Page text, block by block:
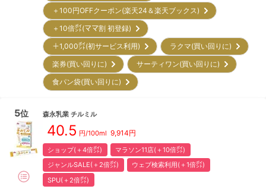
＋100円OFFクーポン(楽天24＆楽天ブックス)
＋10倍㌽(ママ割 初登録)
＋1,000㌽(初サービス利用)
ラクマ(買い回りに)
楽券(買い回りに)
サーティワン(買い回りに)
食パン袋(買い回りに)
5位 森永乳業 チルミル
40.5 円/100ml 9,914円
ショップ(＋4倍㌽)
マラソン11店(＋10倍㌽)
ジャンルSALE(＋2倍㌽)
ウェブ検索利用(＋1倍㌽)
SPU(＋2倍㌽)